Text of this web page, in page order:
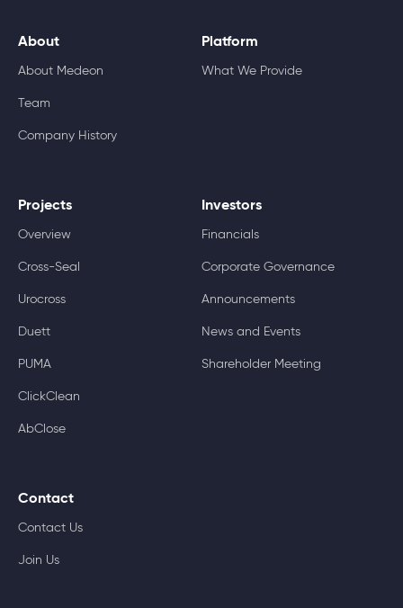
About
About Medeon
Team
Company History
Platform
What We Provide
Projects
Overview
Cross-Seal
Urocross
Duett
PUMA
ClickClean
AbClose
Investors
Financials
Corporate Governance
Announcements
News and Events
Shareholder Meeting
Contact
Contact Us
Join Us